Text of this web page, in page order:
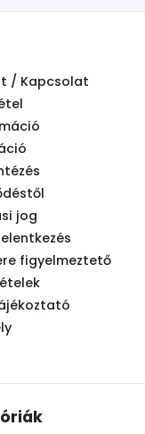
/ Kapcsolat
jog
figyelmeztető